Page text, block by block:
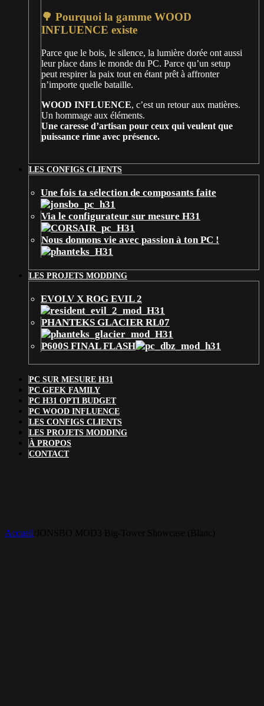
🌳 Pourquoi la gamme WOOD
INFLUENCE existe
Parce que le bois, le silence, la lumière dorée ont aussi
leur place dans le monde du PC. Parce qu’un setup
peut respirer la paix tout en étant prêt à affronter
n’importe quelle bataille.
WOOD INFLUENCE, c’est un retour aux matières.
Un hommage aux éléments.
Une caresse d’artisan pour ceux qui veulent que
puissance rime avec présence.
LES CONFIGS CLIENTS
Une fois ta sélection de composants faite
Via le configurateur sur mesure H31
Nous donnons vie avec passion à ton PC !
LES PROJETS MODDING
EVOLV X ROG EVIL 2
PHANTEKS GLACIER RL07
P600S FINAL FLASH
PC SUR MESURE H31
PC GEEK FAMILY
PC H31 OPTI BUDGET
PC WOOD INFLUENCE
LES CONFIGS CLIENTS
LES PROJETS MODDING
À PROPOS
CONTACT
Accueil